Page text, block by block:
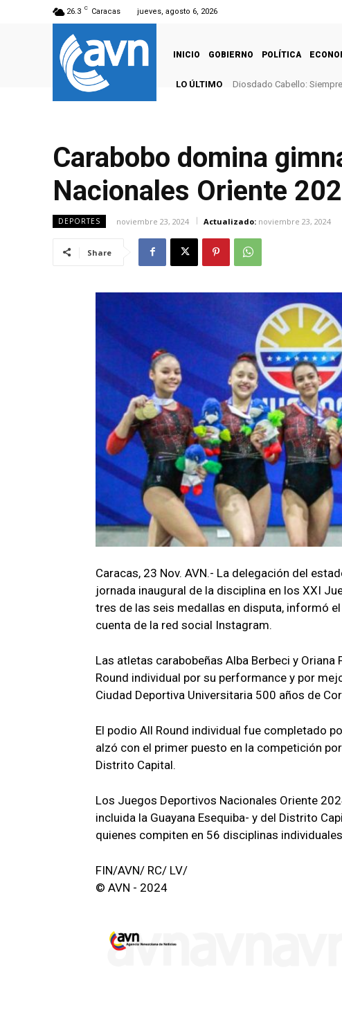
26.3 C Caracas jueves, agosto 6, 2026
INICIO GOBIERNO POLÍTICA
LO ÚLTIMO Diosdado Cabello:
Carabobo domina
Nacionales Oriente
DEPORTES noviembre 23, 2024 Actualizado: noviembre 23, 2024
Share
Caracas, 23 Nov. AVN.- La delegación del
jornada inaugural de la disciplina en los XXI
tres de las seis medallas en disputa, informó
cuenta de la red social Instagram.
Las atletas carabobeñas Alba Berbeci y
Round individual por su performance y por
Ciudad Deportiva Universitaria 500 años de
El podio All Round individual fue completado
alzó con el primer puesto en la competición
Distrito Capital.
Los Juegos Deportivos Nacionales Oriente
incluida la Guayana Esequiba- y del Distrito
quienes compiten en 56 disciplinas
FIN/AVN/ RC/ LV/
© AVN - 2024